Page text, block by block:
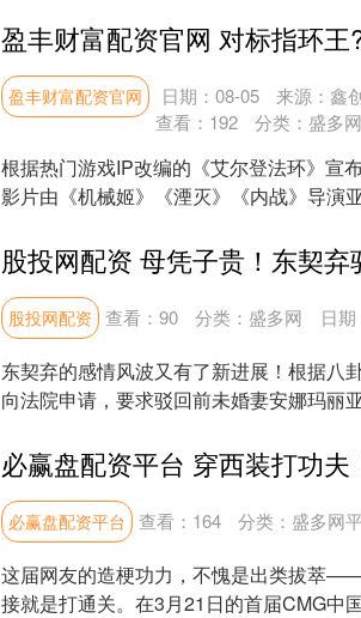
盈丰财富配资官网 日期：08-05
来源：鑫
查看： 192 分类： 盛多
根据热门游戏IP改编的《艾尔登法环》宣
影片由《机械姬》《湮灭》《内战》导演
股投网配资 日
查看： 90 分类： 盛多网
东契弃的感情风波又有了新进展！根据八
向法院申请，要求驳回前未婚妻安娜玛丽
必赢盘配资平台 查看： 164 分类： 盛多网
这届网友的造梗功力，不愧是出类拔萃
接就是打通关。在3月21日的首届CMG中